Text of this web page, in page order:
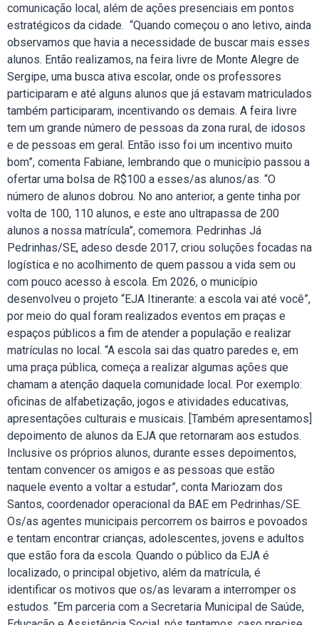
comunicação local, além de ações presenciais em pontos
estratégicos da cidade. “Quando começou o ano letivo, ainda
observamos que havia a necessidade de buscar mais esses
alunos. Então realizamos, na feira livre de Monte Alegre de
Sergipe, uma busca ativa escolar, onde os professores
participaram e até alguns alunos que já estavam matriculados
também participaram, incentivando os demais. A feira livre
tem um grande número de pessoas da zona rural, de idosos
e de pessoas em geral. Então isso foi um incentivo muito
bom”, comenta Fabiane, lembrando que o município passou a
ofertar uma bolsa de R$100 a esses/as alunos/as. “O
número de alunos dobrou. No ano anterior, a gente tinha por
volta de 100, 110 alunos, e este ano ultrapassa de 200
alunos a nossa matrícula”, comemora. Pedrinhas Já
Pedrinhas/SE, adeso desde 2017, criou soluções focadas na
logística e no acolhimento de quem passou a vida sem ou
com pouco acesso à escola. Em 2026, o município
desenvolveu o projeto “EJA Itinerante: a escola vai até você”,
por meio do qual foram realizados eventos em praças e
espaços públicos a fim de atender a população e realizar
matrículas no local. “A escola sai das quatro paredes e, em
uma praça pública, começa a realizar algumas ações que
chamam a atenção daquela comunidade local. Por exemplo:
oficinas de alfabetização, jogos e atividades educativas,
apresentações culturais e musicais. [Também apresentamos]
depoimento de alunos da EJA que retornaram aos estudos.
Inclusive os próprios alunos, durante esses depoimentos,
tentam convencer os amigos e as pessoas que estão
naquele evento a voltar a estudar”, conta Mariozam dos
Santos, coordenador operacional da BAE em Pedrinhas/SE.
Os/as agentes municipais percorrem os bairros e povoados
e tentam encontrar crianças, adolescentes, jovens e adultos
que estão fora da escola. Quando o público da EJA é
localizado, o principal objetivo, além da matrícula, é
identificar os motivos que os/as levaram a interromper os
estudos. “Em parceria com a Secretaria Municipal de Saúde,